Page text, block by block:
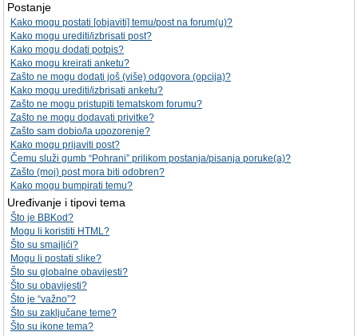
Postanje
Kako mogu postati [objaviti] temu/post na forum(u)?
Kako mogu urediti/izbrisati post?
Kako mogu dodati potpis?
Kako mogu kreirati anketu?
Zašto ne mogu dodati još (više) odgovora (opcija)?
Kako mogu urediti/izbrisati anketu?
Zašto ne mogu pristupiti tematskom forumu?
Zašto ne mogu dodavati privitke?
Zašto sam dobio/la upozorenje?
Kako mogu prijaviti post?
Čemu služi gumb “Pohrani” prilikom postanja/pisanja poruke(a)?
Zašto (moj) post mora biti odobren?
Kako mogu bumpirati temu?
Uređivanje i tipovi tema
Što je BBKod?
Mogu li koristiti HTML?
Što su smajlići?
Mogu li postati slike?
Što su globalne obavijesti?
Što su obavijesti?
Što je “važno”?
Što su zaključane teme?
Što su ikone tema?